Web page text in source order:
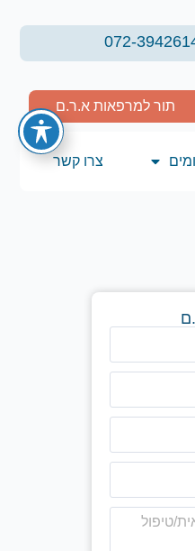
072-
תור למרפאות א.ר.ם
צרו קשר